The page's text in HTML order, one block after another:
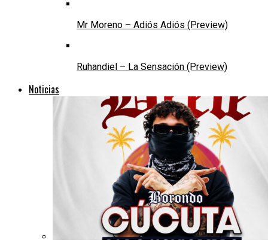
Mr Moreno – Adiós Adiós (Preview)
Ruhandiel – La Sensación (Preview)
Noticias